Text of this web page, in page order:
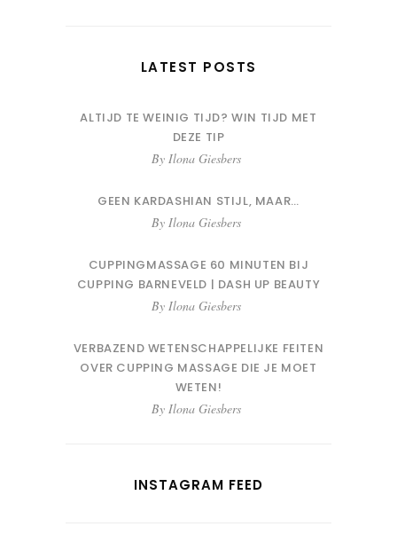
LATEST POSTS
ALTIJD TE WEINIG TIJD? WIN TIJD MET
DEZE TIP
By Ilona Giesbers
GEEN KARDASHIAN STIJL, MAAR…
By Ilona Giesbers
CUPPINGMASSAGE 60 MINUTEN BIJ
CUPPING BARNEVELD | DASH UP BEAUTY
By Ilona Giesbers
VERBAZEND WETENSCHAPPELIJKE FEITEN
OVER CUPPING MASSAGE DIE JE MOET
WETEN!
By Ilona Giesbers
INSTAGRAM FEED